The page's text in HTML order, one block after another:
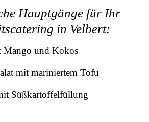
Hauptgänge für Ihr
in Velbert:
Mango und Kokos
mit mariniertem Tofu
Süßkartoffelfüllung